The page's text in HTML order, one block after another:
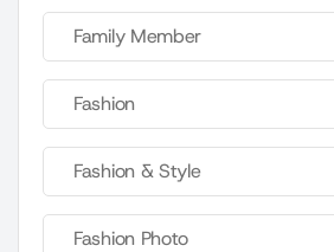
Family Member
Fashion
Fashion & Style
Fashion Photo